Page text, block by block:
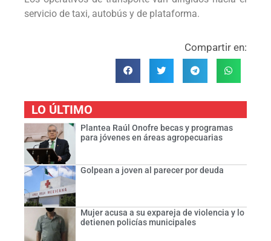
servicio de taxi, autobús y de plataforma.
Compartir en:
LO ÚLTIMO
Plantea Raúl Onofre becas y programas
para jóvenes en áreas agropecuarias
Golpean a joven al parecer por deuda
Mujer acusa a su expareja de violencia y lo
detienen policías municipales